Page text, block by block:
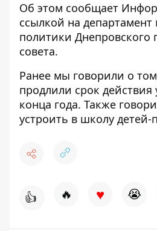
Об этом сообщает
ссылкой на департамент
политики Днепровского
совета.
Ранее мы говорили о
продлили срок действия
конца года. Также
устроить в школу детей-
👍 🔥 ♥ 😭